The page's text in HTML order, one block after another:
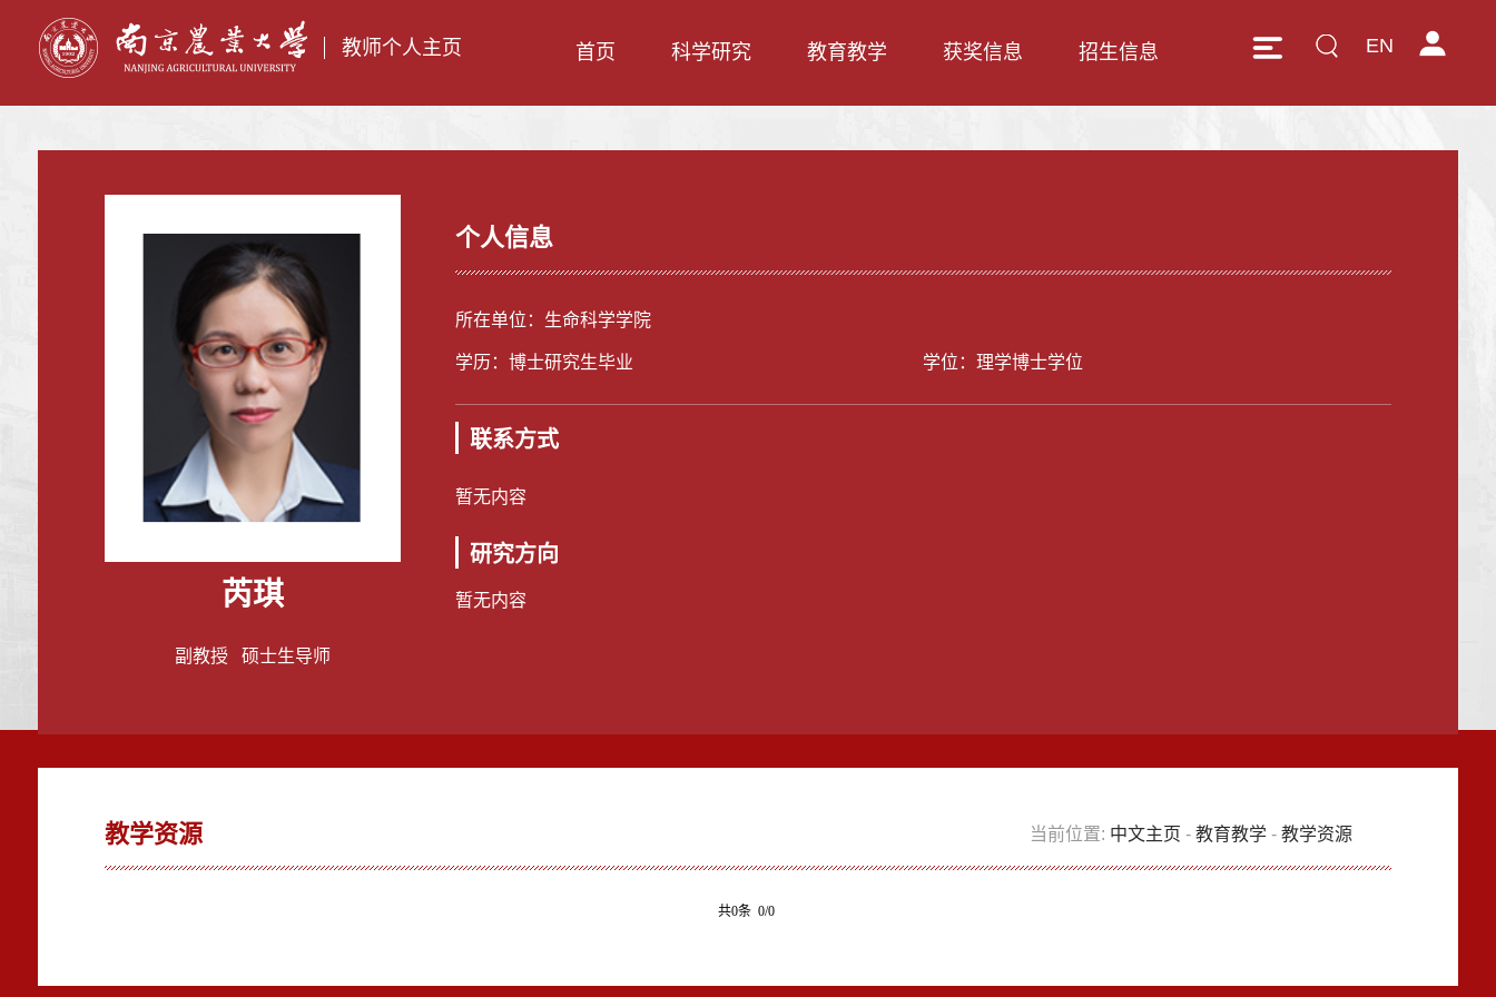
教师个人主页 EN
首页 科学研究 教育教学 获奖信息 招生信息
芮琪
副教授 硕士生导师
个人信息
所在单位：生命科学学院
学历：博士研究生毕业 学位：理学博士学位
联系方式
暂无内容
研究方向
暂无内容
教学资源 当前位置: 中文主页 -教育教学 -教学资源
共0条 0/0